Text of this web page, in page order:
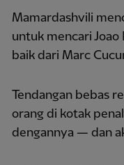
Mamardashvili
untuk mencari
baik dari Marc
Tendangan bebas
orang di kotak
dengannya — dan